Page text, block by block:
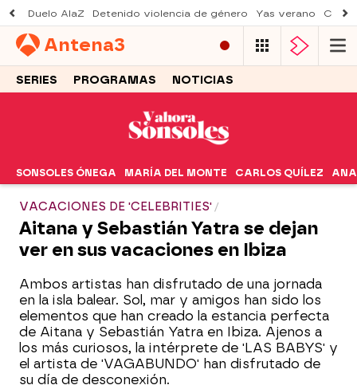
Duelo AlaZ Detenido violencia de género Yas verano
Antena3
SERIES PROGRAMAS NOTICIAS
SONSOLES ÓNEGA MARÍA DEL MONTE CARLOS QUÍLEZ ANA
VACACIONES DE 'CELEBRITIES'
Aitana y Sebastián Yatra se dejan
ver en sus vacaciones en Ibiza
Ambos artistas han disfrutado de una jornada
en la isla balear. Sol, mar y amigos han sido los
elementos que han creado la estancia perfecta
de Aitana y Sebastián Yatra en Ibiza. Ajenos a
los más curiosos, la intérprete de 'LAS BABYS' y
el artista de 'VAGABUNDO' han disfrutado de
su día de desconexión.